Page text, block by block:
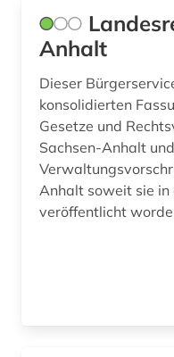
geschichte (21)
Anhalt
Dieser
konsolidierten Fassungen aller
Gesetze und
Sachsen-Anhalt und aller geltenden
Anhalt soweit sie
veröffentlicht